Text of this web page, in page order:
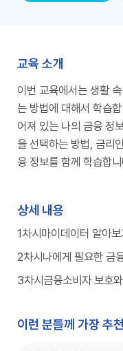
교육 소개
이번 교육에서는 생활
는 방법에 대해서 학습
어져 있는 나의 금융 정
을 선택하는 방법, 금리
융 정보를 함께 학습합
상세 내용
1차시 마이데이터 알아보
2차시 나에게 필요한 금
3차시 금융소비자 보호
이런 분들께 가장 추